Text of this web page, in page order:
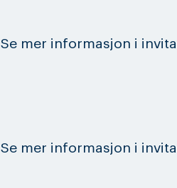
Se mer informasjon i
Se mer informasjon i